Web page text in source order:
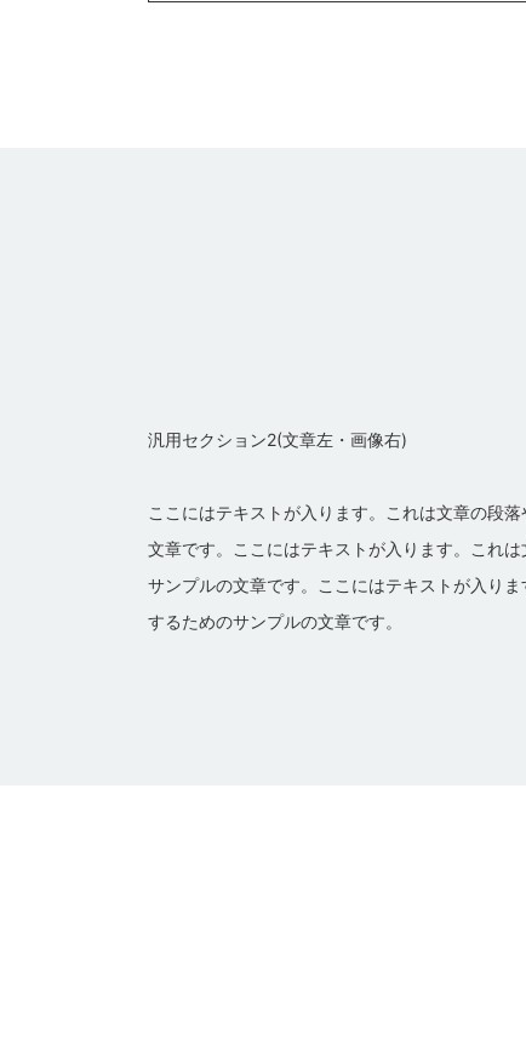
汎用セクション2(文章左・画像右)
ここにはテキストが入ります。これは文章の段
文章です。ここにはテキストが入ります。これ
サンプルの文章です。ここにはテキストが入り
するためのサンプルの文章です。